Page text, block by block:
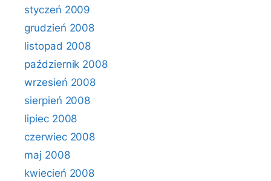
styczeń 2009
grudzień 2008
listopad 2008
październik 2008
wrzesień 2008
sierpień 2008
lipiec 2008
czerwiec 2008
maj 2008
kwiecień 2008